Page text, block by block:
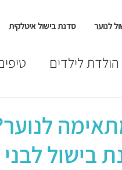
לנוער סדנת בישול איטלקית
לילדים
בישול לבני